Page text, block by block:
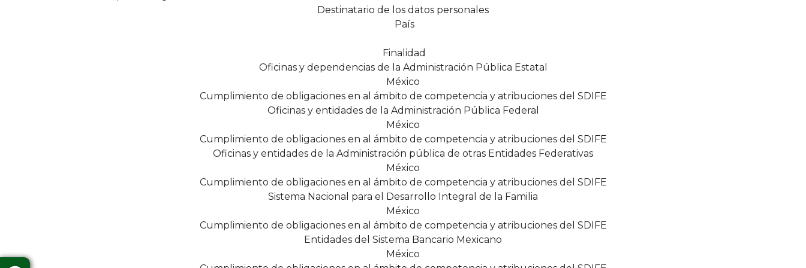
Destinatario de los datos personales
País
Finalidad
Oficinas y dependencias de la Administración Pública Estatal
México
Cumplimiento de obligaciones en al ámbito de competencia y atribuciones del SDIFE
Oficinas y entidades de la Administración Pública Federal
México
Cumplimiento de obligaciones en al ámbito de competencia y atribuciones del SDIFE
Oficinas y entidades de la Administración pública de otras Entidades Federativas
México
Cumplimiento de obligaciones en al ámbito de competencia y atribuciones del SDIFE
Sistema Nacional para el Desarrollo Integral de la Familia
México
Cumplimiento de obligaciones en al ámbito de competencia y atribuciones del SDIFE
Entidades del Sistema Bancario Mexicano
México